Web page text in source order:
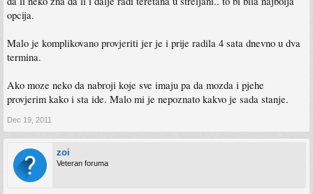
opcija.
Malo je komplikovano provjeriti jer je i prije radila 4 sata dnevno u dva
termina.
Ako moze neko da nabroji koje sve imaju pa da mozda i pjehe
provjerim kako i sta ide. Malo mi je nepoznato kakvo je sada stanje.
Dec 19, 2011
zoi
Veteran foruma